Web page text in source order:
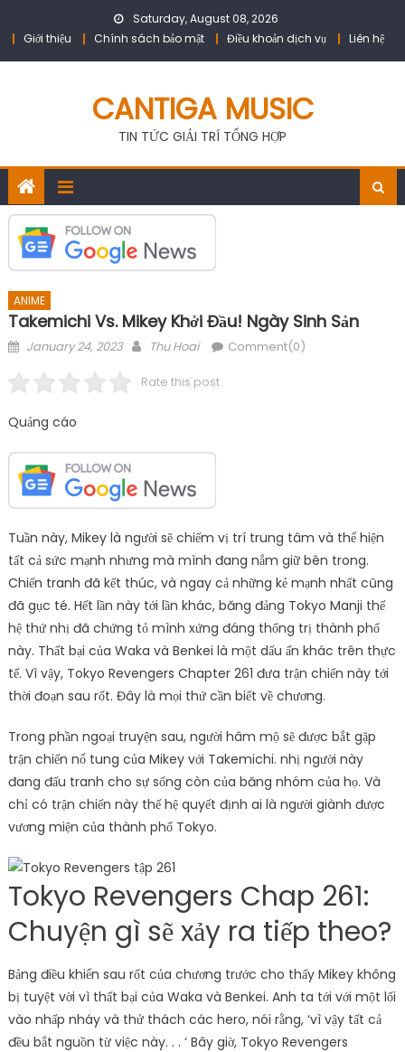
Saturday, August 08, 2026
Giới thiệu
Chính sách bảo mật Điều khoản dịch vụ Liên hệ
CANTIGA MUSIC
TIN TỨC GIẢI TRÍ TỔNG HỢP
ANIME
Takemichi Vs. Mikey Khởi Đầu! Ngày Sinh Sản
Posted
January 24, 2023 Author
Thu Hoai Comment(0)
Rate this post
Quảng cáo
Tuần này, Mikey là người sẽ chiếm vị trí trung tâm và thể hiện
tất cả sức mạnh nhưng mà mình đang nắm giữ bên trong.
Chiến tranh đã kết thúc, và ngay cả những kẻ mạnh nhất cũng
đã gục té. Hết lần này tới lần khác, băng đảng Tokyo Manji thế
hệ thứ nhị đã chứng tỏ mình xứng đáng thống trị thành phố
này. Thất bại của Waka và Benkei là một dấu ấn khác trên thực
tế. Vì vậy, Tokyo Revengers Chapter 261 đưa trận chiến này tới
thời đoạn sau rốt. Đây là mọi thứ cần biết về chương.
Trong phần ngoại truyện sau, người hâm mộ sẽ được bắt gặp
trận chiến nổ tung của Mikey với Takemichi. nhị người này
đang đấu tranh cho sự sống còn của băng nhóm của họ. Và
chỉ có trận chiến này thế hệ quyết định ai là người giành được
vương miện của thành phố Tokyo.
Tokyo Revengers Chap 261:
Chuyện gì sẽ xảy ra tiếp theo?
Bảng điều khiển sau rốt của chương trước cho thấy Mikey không
bị tuyệt vời vì thất bại của Waka và Benkei. Anh ta tới với một lối
vào nhấp nháy và thử thách các hero, nói rằng, ‘vì vậy tất cả
đều bắt nguồn từ việc này. . . ‘ Bây giờ, Tokyo Revengers